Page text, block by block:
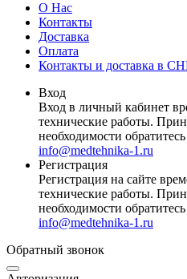
О Нас
Контакты
Доставка
Оплата
Контакты и доставка в
Вход
Вход в личный кабинет
технические работы.
необходимости
info@medtehnika-1.ru
Регистрация
Регистрация на сайте
технические работы.
необходимости
info@medtehnika-1.ru
Обратный звонок